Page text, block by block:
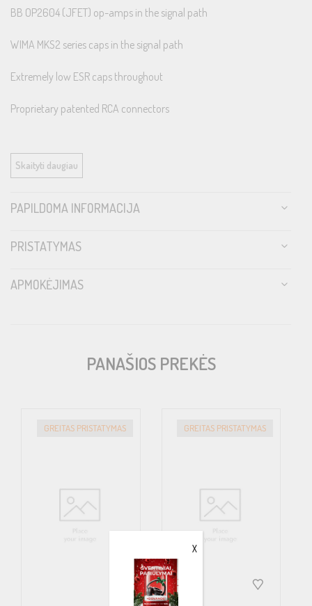
BB OP2604 (JFET) op-amps in the signal path
WIMA MKS2 series caps in the signal path
Extremely low ESR caps throughout
Proprietary patented RCA connectors
Specifications
Frequency Response 10Hz to 30,000Hz ±1dB
Dimensions in mm: 190(W) x 62(H) x 444(L) Overall: 190(W) x
Skaityti daugiau
PAPILDOMA INFORMACIJA
PRISTATYMAS
APMOKĖJIMAS
PANAŠIOS PREKĖS
GREITAS PRISTATYMAS GREITAS PRISTATYMAS
X